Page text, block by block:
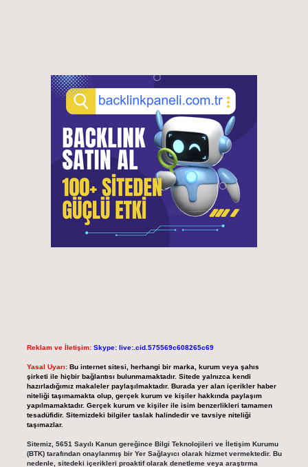
Reklam ve İletişim: Skype: live:.cid.575569c608265c69
Yasal Uyarı: Bu internet sitesi, herhangi bir marka, kurum veya şahıs
şirketi ile hiçbir bağlantısı bulunmamaktadır. Sitede yalnızca kendi
hazırladığımız makaleler paylaşılmaktadır. Burada yer alan içerikler haber
niteliği taşımamakta olup, gerçek kurum ve kişiler hakkında paylaşım
yapılmamaktadır. Gerçek kurum ve kişiler ile isim benzerlikleri tamamen
tesadüfidir. Sitemizdeki bilgiler taslak halindedir ve tavsiye niteliği
taşımazlar.
Sitemiz, 5651 Sayılı Kanun gereğince Bilgi Teknolojileri ve İletişim Kurumu
(BTK) tarafından onaylanmış bir Yer Sağlayıcı olarak hizmet vermektedir. Bu
nedenle, sitedeki içerikleri proaktif olarak denetleme veya araştırma